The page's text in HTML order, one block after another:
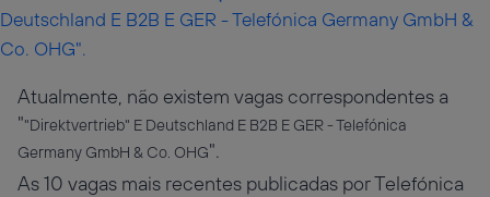
Deutschland E B2B E GER - Telefónica Germany GmbH &
Co. OHG".
Atualmente, não existem vagas correspondentes a
""Direktvertrieb" E Deutschland E B2B E GER - Telefónica
Germany GmbH & Co. OHG".
As 10 vagas mais recentes publicadas por Telefónica